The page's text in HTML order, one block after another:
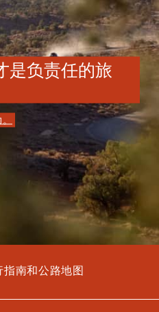
是负责任的旅
指南和公路地图